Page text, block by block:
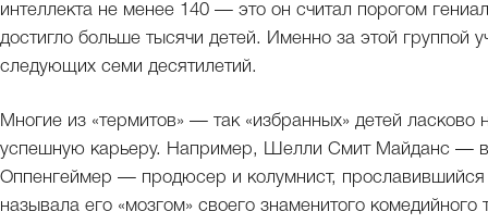
интеллекта не менее 140 — это он считал порогом
достигло больше тысячи детей. Именно за этой группой
следующих семи десятилетий.
Многие из «термитов» — так «избранных» детей
успешную карьеру. Например, Шелли Смит Майданс —
Оппенгеймер — продюсер и колумнист,
называла его «мозгом» своего знаменитого